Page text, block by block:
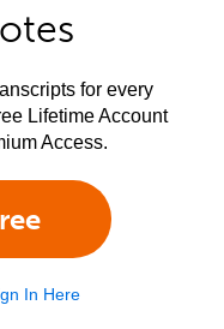
for every
Lifetime Account
Access.
In Here